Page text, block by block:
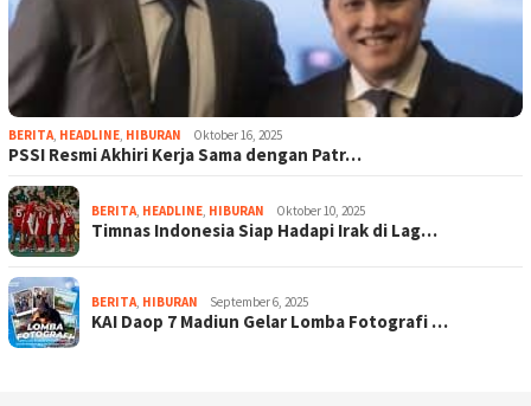
BERITA, HEADLINE, HIBURAN Oktober 16, 2025
PSSI Resmi Akhiri Kerja Sama dengan Patr…
BERITA, HEADLINE, HIBURAN Oktober 10, 2025
Timnas Indonesia Siap Hadapi Irak di Lag…
BERITA, HIBURAN September 6, 2025
KAI Daop 7 Madiun Gelar Lomba Fotografi …